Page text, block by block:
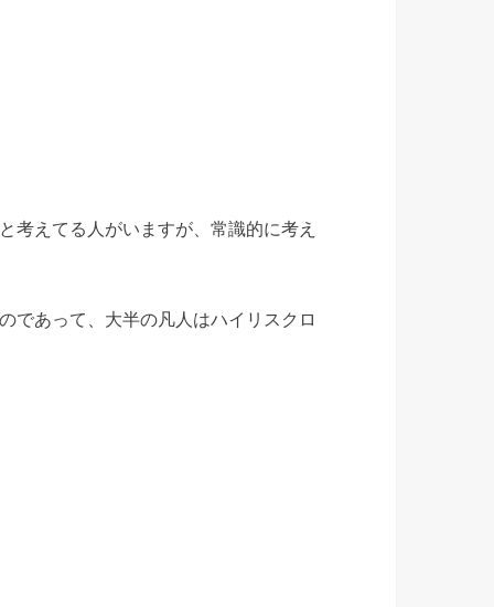
考えてる人がいますが、常識的に考え
であって、大半の凡人はハイリスクロ